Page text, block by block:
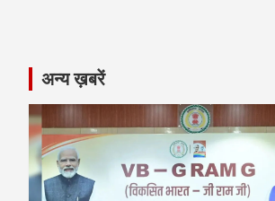
अन्य ख़बरें